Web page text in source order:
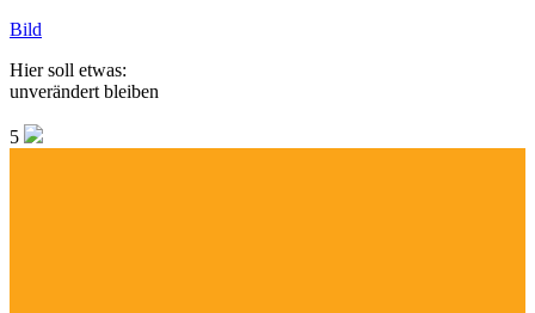
Bild
Hier soll etwas:
unverändert bleiben
5